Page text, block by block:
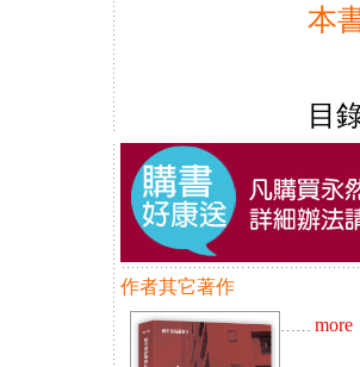
本
目
作者其它著作
…… more